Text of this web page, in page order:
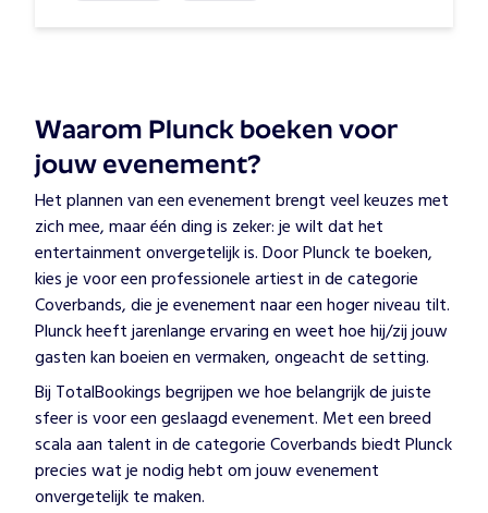
Waarom Plunck boeken voor
jouw evenement?
Het plannen van een evenement brengt veel keuzes met
zich mee, maar één ding is zeker: je wilt dat het
entertainment onvergetelijk is. Door Plunck te boeken,
kies je voor een professionele artiest in de categorie
Coverbands, die je evenement naar een hoger niveau tilt.
Plunck heeft jarenlange ervaring en weet hoe hij/zij jouw
gasten kan boeien en vermaken, ongeacht de setting.
Bij TotalBookings begrijpen we hoe belangrijk de juiste
sfeer is voor een geslaagd evenement. Met een breed
scala aan talent in de categorie Coverbands biedt Plunck
precies wat je nodig hebt om jouw evenement
onvergetelijk te maken.